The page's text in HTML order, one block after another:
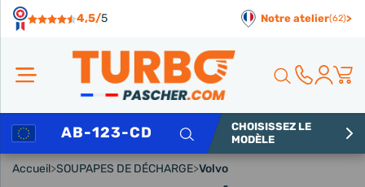
4,5/5 Notre atelier(62)>
Rechercher
CHOISISSEZ LE
MODÈLE
Accueil>SOUPAPES DE DÉCHARGE>Volvo
Panneau de gestion des cookies